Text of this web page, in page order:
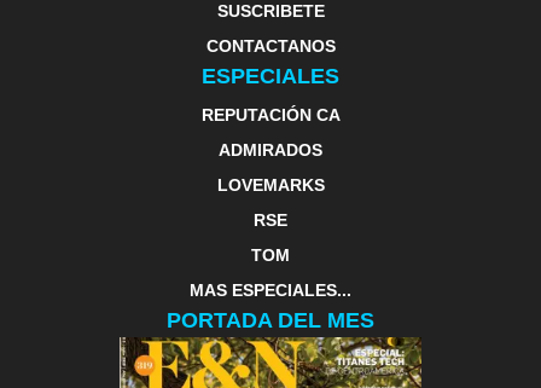
SUSCRIBETE
CONTACTANOS
ESPECIALES
REPUTACIÓN CA
ADMIRADOS
LOVEMARKS
RSE
TOM
MAS ESPECIALES...
PORTADA DEL MES